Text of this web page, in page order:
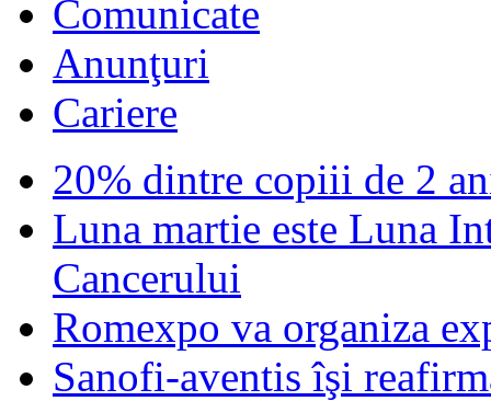
Comunicate
Anunţuri
Cariere
20% dintre copiii de 2
Luna martie este Luna
Cancerului
Romexpo va organiza
Sanofi-aventis îşi